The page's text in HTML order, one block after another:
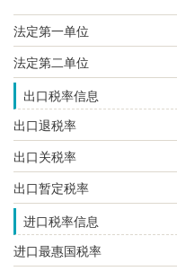
法定第一单位
法定第二单位
出口税率信息
出口退税率
出口关税率
出口暂定税率
进口税率信息
进口最惠国税率